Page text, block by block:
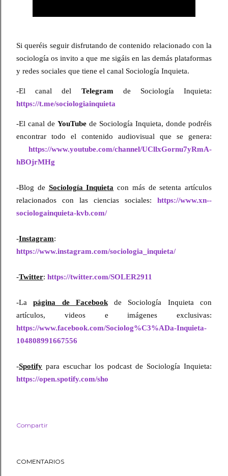
Si queréis seguir disfrutando de contenido relacionado con la
sociología os invito a que me sigáis en las demás plataformas
y redes sociales que tiene el canal Sociología Inquieta.
-El canal del Telegram
https://t.me/sociologiainquieta
-El canal de YouTube de Sociología Inquieta, donde podréis
encontrar todo el contenido audiovisual que se genera:
https://www.youtube.com/channel/UCllxGornu7yRmA-
hBOjrMHg
-Blog de Sociología Inquieta con más de setenta artículos
relacionados con las ciencias sociales: https://www.xn--
sociologainquieta-kvb.com/
-Instagram:
https://www.instagram.com/sociologia_inquieta/
-Twitter: https://twitter.com/SOLER2911
-La página de Facebook de Sociología Inquieta con
https://www.facebook.com/Sociolog%C3%ADa-Inquieta-
104808991667556
-Spotify
https://open.spotify.com/sho
Compartir
COMENTARIOS